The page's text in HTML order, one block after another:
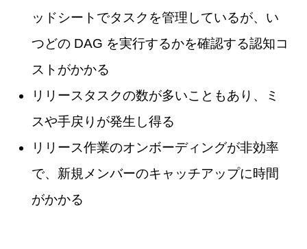
ッドシートでタスクを管理しているが、い
つどの DAG を実行するかを確認する認知コ
ストがかかる
リリースタスクの数が多いこともあり、ミ
スや手戻りが発生し得る
リリース作業のオンボーディングが非効率
で、新規メンバーのキャッチアップに時間
がかかる